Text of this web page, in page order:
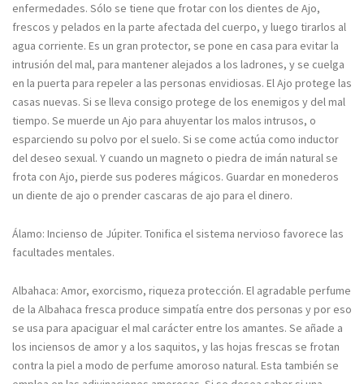
enfermedades. Sólo se tiene que frotar con los dientes de Ajo,
frescos y pelados en la parte afectada del cuerpo, y luego tirarlos al
agua corriente. Es un gran protector, se pone en casa para evitar la
intrusión del mal, para mantener alejados a los ladrones, y se cuelga
en la puerta para repeler a las personas envidiosas. El Ajo protege las
casas nuevas. Si se lleva consigo protege de los enemigos y del mal
tiempo. Se muerde un Ajo para ahuyentar los malos intrusos, o
esparciendo su polvo por el suelo. Si se come actúa como inductor
del deseo sexual. Y cuando un magneto o piedra de imán natural se
frota con Ajo, pierde sus poderes mágicos. Guardar en monederos
un diente de ajo o prender cascaras de ajo para el dinero.
Álamo: Incienso de Júpiter. Tonifica el sistema nervioso favorece las
facultades mentales.
Albahaca: Amor, exorcismo, riqueza protección. El agradable perfume
de la Albahaca fresca produce simpatía entre dos personas y por eso
se usa para apaciguar el mal carácter entre los amantes. Se añade a
los inciensos de amor y a los saquitos, y las hojas frescas se frotan
contra la piel a modo de perfume amoroso natural. Esta también se